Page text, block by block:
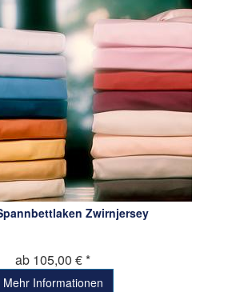
Zwirnjersey
ab 105,00 € *
Mehr Informationen